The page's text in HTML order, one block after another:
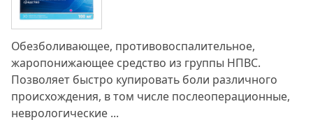
Обезболивающее, противовоспалительное,
жаропонижающее средство из группы НПВС.
Позволяет быстро купировать боли различного
происхождения, в том числе послеоперационные,
неврологические ...